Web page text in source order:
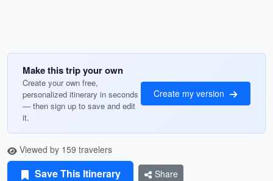
Make this trip your own
Create your own free,
personalized itinerary in seconds
— then sign up to save and edit
it.
Create my version
Viewed by 159 travelers
Save This Itinerary Share